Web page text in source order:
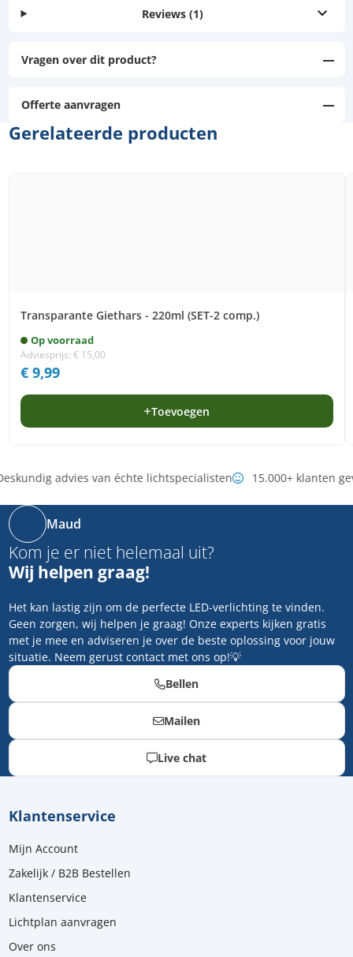
Reviews (1)
Vragen over dit product?
Offerte aanvragen
Gerelateerde producten
Transparante Giethars - 220ml (SET-2 comp.)
Op voorraad
Adviesprijs: €15,00
€9,99
Toevoegen
advies van échte lichtspecialisten 15.000+ klanten
Maud
Kom je er niet helemaal uit?
Wij helpen graag!
Het kan lastig zijn om de perfecte LED-verlichting te vinden.
Geen zorgen, wij helpen je graag! Onze experts kijken gratis
met je mee en adviseren je over de beste oplossing voor jouw
situatie. Neem gerust contact met ons op!💡
Bellen
Mailen
Live chat
Klantenservice
Mijn Account
Zakelijk / B2B Bestellen
Klantenservice
Lichtplan aanvragen
Over ons